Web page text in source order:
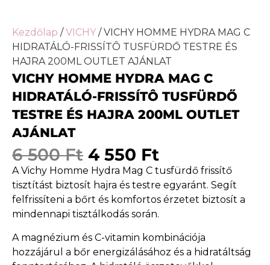
Kezdőlap /VICHY / VICHY HOMME HYDRA MAG C
HIDRATÁLÓ-FRISSÍTÔ TUSFÜRDŐ TESTRE ÉS
HAJRA 200ML OUTLET AJÁNLAT
VICHY HOMME HYDRA MAG C
HIDRATÁLÓ-FRISSÍTÔ TUSFÜRDŐ
TESTRE ÉS HAJRA 200ML OUTLET
AJÁNLAT
6 500Ft 4 550 Ft
A Vichy Homme Hydra Mag C tusfürdő frissítő
tisztítást biztosít hajra és testre egyaránt. Segít
felfrissíteni a bőrt és komfortos érzetet biztosít a
mindennapi tisztálkodás során.
A magnézium és C-vitamin kombinációja
hozzájárul a bőr energizálásához és a hidratáltság